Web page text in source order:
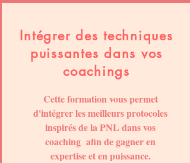
Intégrer des techniques
puissantes dans vos
coachings
Cette formation vous permet
d'intégrer les meilleurs protocoles
inspirés de la PNL dans vos
coaching afin de gagner en
expertise et en puissance.